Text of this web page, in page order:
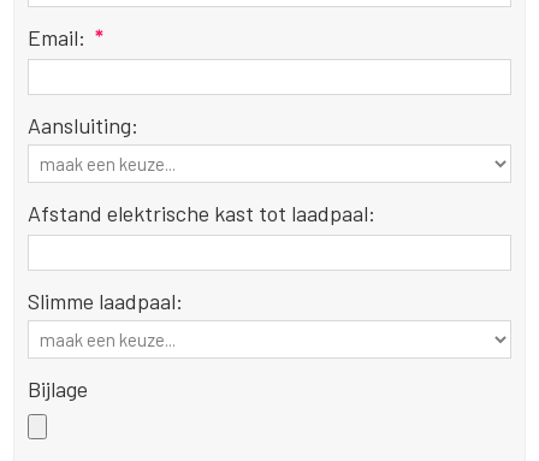
Email: *
Aansluiting:
Afstand elektrische kast tot laadpaal:
Slimme laadpaal:
Bijlage